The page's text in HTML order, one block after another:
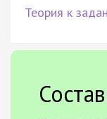
Теория к